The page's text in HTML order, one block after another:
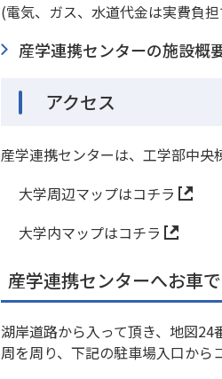
(電気、ガス、水道代金は実費負
産学連携センターの施設概
アクセス
産学連携センターは、工学部中央
大学周辺マップはコチラ
大学内マップはコチラ
産学連携センターへお車
湖岸道路から入って頂き、地図
周を周り、下記の駐車場入口から